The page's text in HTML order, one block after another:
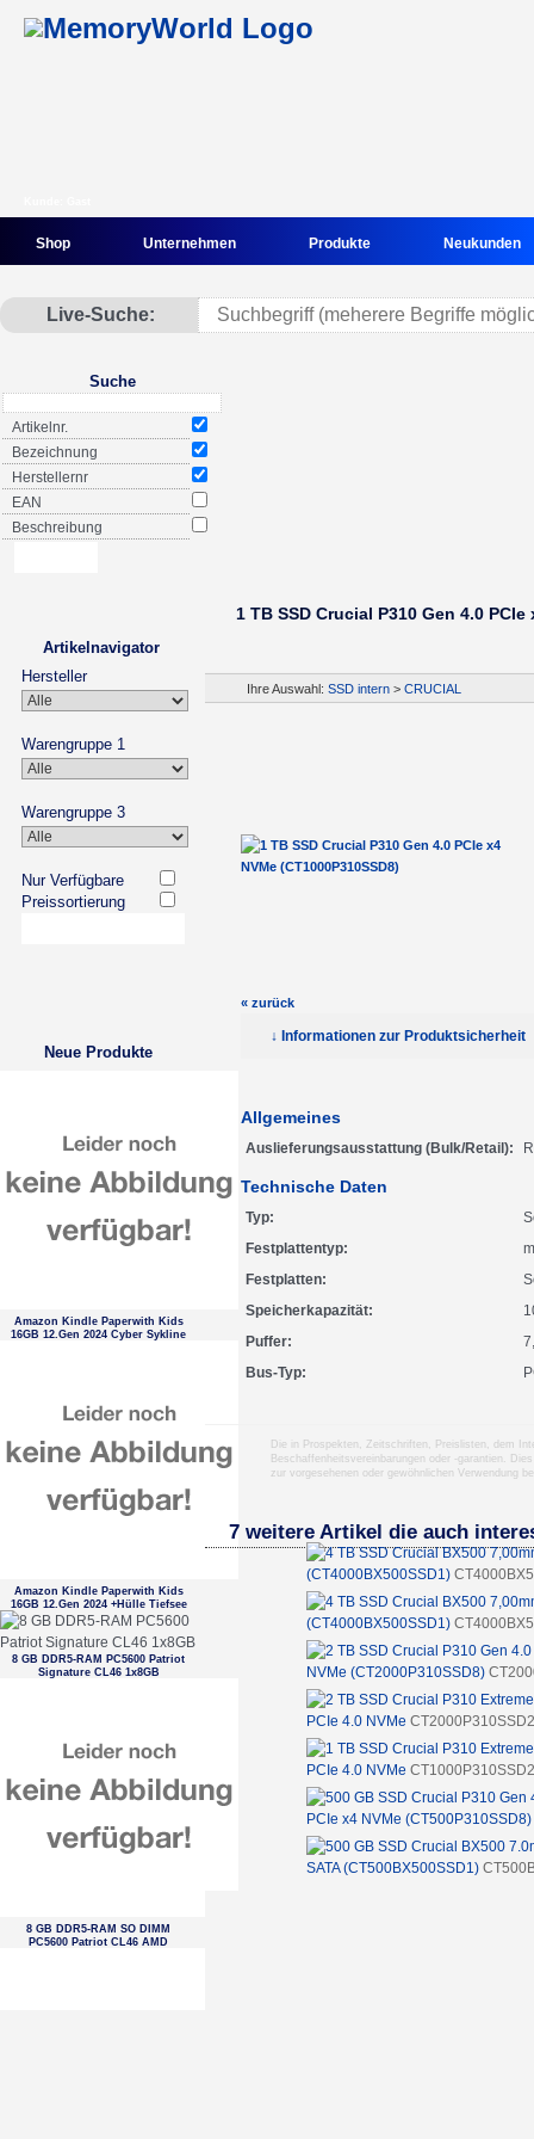
Shop Unternehmen Produkte Neukunden
Live-Suche:
Suche
Artikelnr.
Bezeichnung
Herstellernr
EAN
Beschreibung
Artikelnavigator
Hersteller
Warengruppe 1
Warengruppe 3
Nur Verfügbare
Preissortierung
Neue Produkte
Amazon Kindle Paperwith Kids
16GB 12.Gen 2024 Cyber Sykline
Amazon Kindle Paperwith Kids
16GB 12.Gen 2024 +Hülle Tiefsee
8 GB DDR5-RAM PC5600 Patriot
Signature CL46 1x8GB
8 GB DDR5-RAM SO DIMM
PC5600 Patriot CL46 AMD
1 TB SSD Crucial P310 Gen 4.0 PCIe
Ihre Auswahl: SSD intern > CRUCIAL
« zurück
↓ Informationen zur Produktsicherheit
Allgemeines
Auslieferungsausstattung (Bulk/Retail)
Technische Daten
Typ
Festplattentyp
Festplatten
Speicherkapazität
Puffer
Bus-Typ
Die in Prospekten, Zeitschriften, Preislisten, dem
Beschaffenheitsvereinbarungen oder -garantien.
zur vorgesehenen oder gewöhnlichen Verwendung
7 weitere Artikel die auch
(CT4000BX500SSD1)
(CT4000BX500SSD1)
NVMe (CT2000P310SSD8)
PCIe 4.0 NVMe CT2000P310SSD2
PCIe 4.0 NVMe CT1000P310SSD2
PCIe x4 NVMe (CT500P310SSD8)
SATA (CT500BX500SSD1)